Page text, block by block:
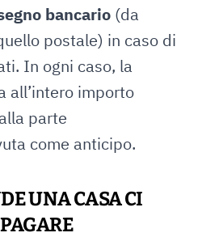
bancario (da
postale) in caso di
In ogni caso, la
all’intero importo
parte
come anticipo.
UNA CASA CI